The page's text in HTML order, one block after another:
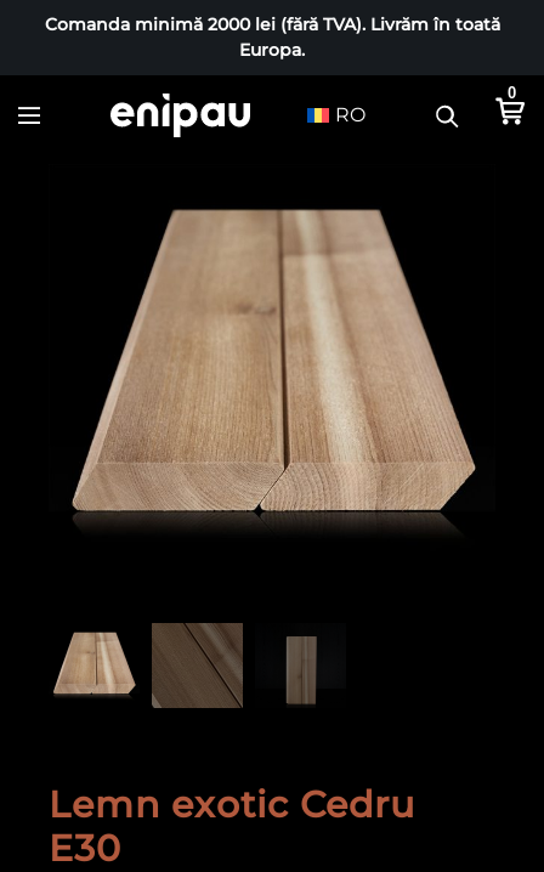
Comanda minimă 2000 lei (fără TVA). Livrăm în toată
Europa.
RO
0
Lemn exotic Cedru
E30